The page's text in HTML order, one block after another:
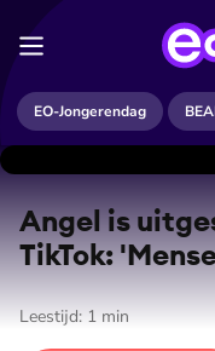
EO-Jongerendag
Angel is
TikTok:
Leestijd: 1 min